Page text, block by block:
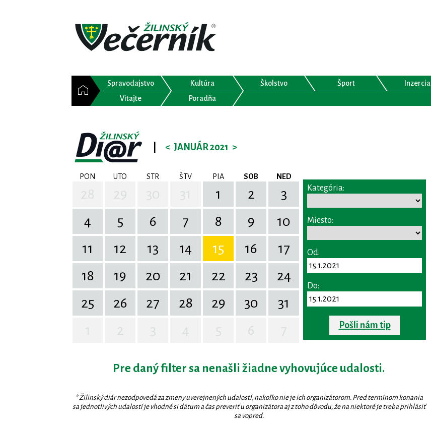
Spravodajstvo Kultúra Školstvo Šport Inzercia
Vitajte
Poradňa
< JANUÁR 2021 >
PON UTO STR ŠTV PIA SOB NED
1 2
3
4
5 6 7 8 9
10
11
12 13 14 15 16
17
18
19 20 21 22 23
24
25
26 27 28 29 30
31
Kategória:
Miesto:
Od:
Do:
Pošli nám tip
Pre daný filter sa nenašli žiadne vyhovujúce udalosti.
* Žilinský diár nezodpovedá za zmeny uverejnených udalostí, nakoľko nie je ich organizátorom. Pred termínom konania
sa jednotlivých udalostí je vhodné si dátum a čas preveriť u organizátora aj z toho dôvodu, že na niektoré je treba prihlásiť
sa vopred.